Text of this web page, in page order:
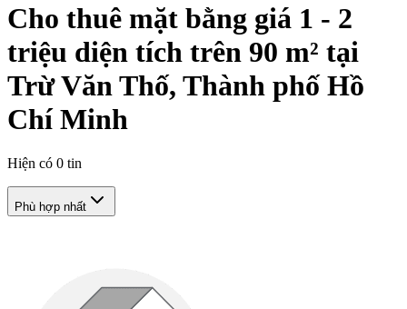
Cho thuê mặt bằng giá 1 - 2
triệu diện tích trên 90 m² tại
Trừ Văn Thố, Thành phố Hồ
Chí Minh
Hiện có 0 tin
Phù hợp nhất